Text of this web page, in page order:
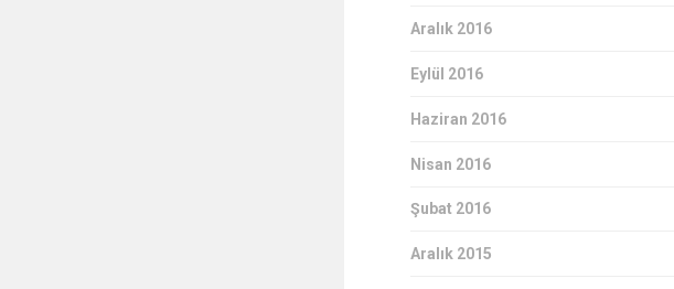
Aralık 2016
Eylül 2016
Haziran 2016
Nisan 2016
Şubat 2016
Aralık 2015